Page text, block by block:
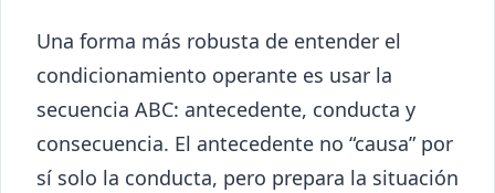
Una forma más robusta de entender el
condicionamiento operante es usar la
secuencia ABC: antecedente, conducta y
consecuencia. El antecedente no “causa” por
sí solo la conducta, pero prepara la situación